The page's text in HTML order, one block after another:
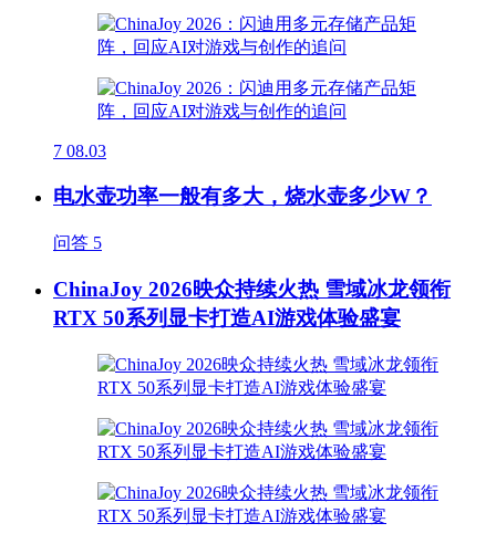
7 08.03
电水壶功率一般有多大，烧水壶多少W？
问答 5
ChinaJoy 2026映众持续火热 雪域冰龙领衔
RTX 50系列显卡打造AI游戏体验盛宴